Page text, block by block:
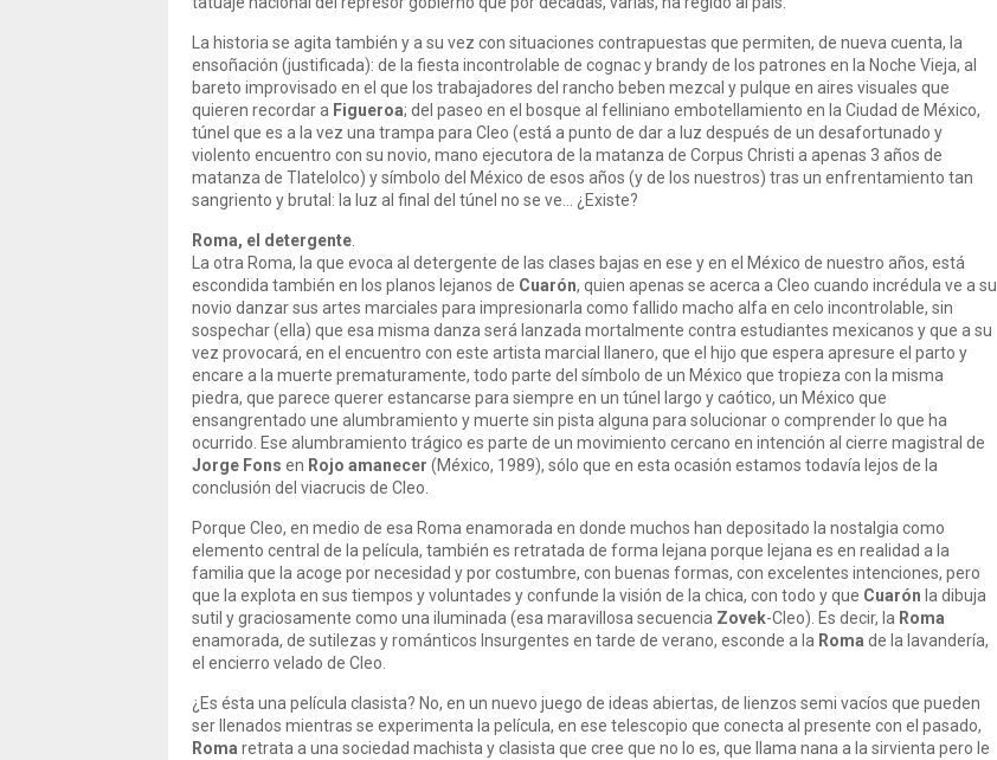
La historia se agita también y a su vez con situaciones contrapuestas que permiten, de nueva cuenta, la
ensoñación (justificada): de la fiesta incontrolable de cognac y brandy de los patrones en la Noche Vieja, al
bareto improvisado en el que los trabajadores del rancho beben mezcal y pulque en aires visuales que
quieren recordar a Figueroa; del paseo en el bosque al felliniano embotellamiento en la Ciudad de México,
túnel que es a la vez una trampa para Cleo (está a punto de dar a luz después de un desafortunado y
violento encuentro con su novio, mano ejecutora de la matanza de Corpus Christi a apenas 3 años de
matanza de Tlatelolco) y símbolo del México de esos años (y de los nuestros) tras un enfrentamiento tan
sangriento y brutal: la luz al final del túnel no se ve… ¿Existe?
Roma, el detergente
La otra Roma, la que evoca al detergente de las clases bajas en ese y en el México de nuestro años, está
escondida también en los planos lejanos de Cuarón, quien apenas se acerca a Cleo cuando incrédula ve a su
novio danzar sus artes marciales para impresionarla como fallido macho alfa en celo incontrolable, sin
sospechar (ella) que esa misma danza será lanzada mortalmente contra estudiantes mexicanos y que a su
vez provocará, en el encuentro con este artista marcial llanero, que el hijo que espera apresure el parto y
encare a la muerte prematuramente, todo parte del símbolo de un México que tropieza con la misma
piedra, que parece querer estancarse para siempre en un túnel largo y caótico, un México que
ensangrentado une alumbramiento y muerte sin pista alguna para solucionar o comprender lo que ha
ocurrido. Ese alumbramiento trágico es parte de un movimiento cercano en intención al cierre magistral de
Jorge Fons en Rojo amanecer (México, 1989), sólo que en esta ocasión estamos todavía lejos de la
conclusión del viacrucis de Cleo.
Porque Cleo, en medio de esa Roma enamorada en donde muchos han depositado la nostalgia como
elemento central de la película, también es retratada de forma lejana porque lejana es en realidad a la
familia que la acoge por necesidad y por costumbre, con buenas formas, con excelentes intenciones, pero
que la explota en sus tiempos y voluntades y confunde la visión de la chica, con todo y que Cuarón la dibuja
sutil y graciosamente como una iluminada (esa maravillosa secuencia Zovek-Cleo). Es decir, la Roma
enamorada, de sutilezas y románticos Insurgentes en tarde de verano, esconde a la Roma de la lavandería,
el encierro velado de Cleo.
¿Es ésta una película clasista? No, en un nuevo juego de ideas abiertas, de lienzos semi vacíos que pueden
ser llenados mientras se experimenta la película, en ese telescopio que conecta al presente con el pasado,
Roma retrata a una sociedad machista y clasista que cree que no lo es, que llama nana a la sirvienta pero le